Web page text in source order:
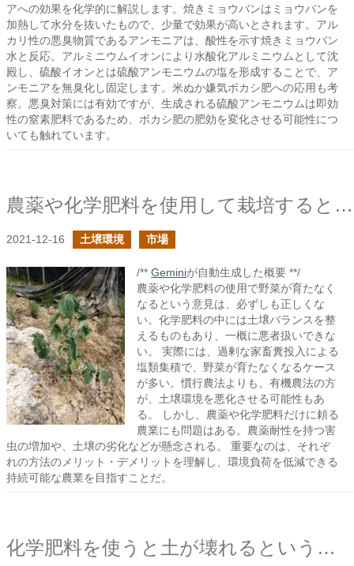
アへの効果を化学的に解説します。焼きミョウバンはミョウバンを
加熱して水分を抜いたもので、少量で効果が高いとされます。アル
カリ性の悪臭物質であるアンモニアは、酸性を示す焼きミョウバン
水と反応。アルミニウムイオンにより水酸化アルミニウムとして沈
殿し、硫酸イオンとは硫酸アンモニウムの塩を形成することで、ア
ンモニアを無臭化し固定します。米ぬか嫌気ボカシ肥への応用も考
察。悪臭対策には有効ですが、生成される硫酸アンモニウムは即効
性の窒素肥料であるため、ボカシ肥の肥効を変化させる可能性につ
いても触れています。
農薬や化学肥料を使用して栽培すると野菜が育たない環境になるという意見に対して
2021-12-16 土壌環境 市場
/** Geminiが自動生成した概要 **/
農薬や化学肥料の使用で野菜が育たなく
なるという意見は、必ずしも正しくな
い。化学肥料の中には土壌バランスを整
えるものもあり、一概に悪者扱いできな
い。 実際には、過剰な家畜糞投入による
塩類集積で、野菜が育たなくなるケース
が多い。慣行農法よりも、有機農法の方
が、土壌環境を悪化させる可能性もあ
る。 しかし、農薬や化学肥料だけに頼る
農業にも問題はある。農薬耐性を持つ害
虫の増加や、土壌の劣化などが懸念される。 重要なのは、それぞ
れの方法のメリット・デメリットを理解し、環境負荷を低減できる
持続可能な農業を目指すことだ。
化学肥料を使うと土が壊れるということはどういうことかを考える